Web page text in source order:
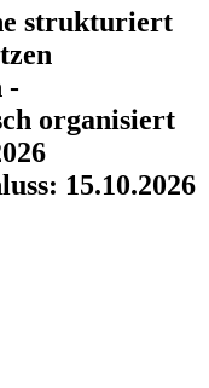
strukturiert
-
organisiert
15.10.2026